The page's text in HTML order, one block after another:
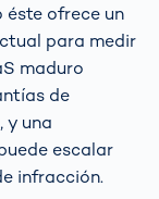
ofrece un
para medir
maduro
de
y una
escalar
infracción.